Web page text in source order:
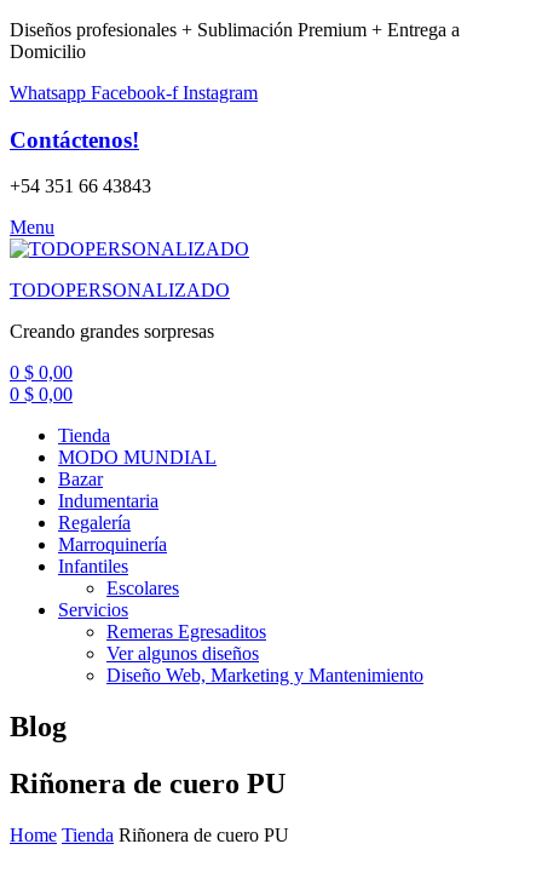
Diseños profesionales + Sublimación Premium + Entrega a
Domicilio
Whatsapp Facebook-f Instagram
Contáctenos!
+54 351 66 43843
Menu
TODOPERSONALIZADO
Creando grandes sorpresas
0 $ 0,00
0 $ 0,00
Tienda
MODO MUNDIAL
Bazar
Indumentaria
Regalería
Marroquinería
Infantiles
Escolares
Servicios
Remeras Egresaditos
Ver algunos diseños
Diseño Web, Marketing y Mantenimiento
Blog
Riñonera de cuero PU
Home Tienda Riñonera de cuero PU